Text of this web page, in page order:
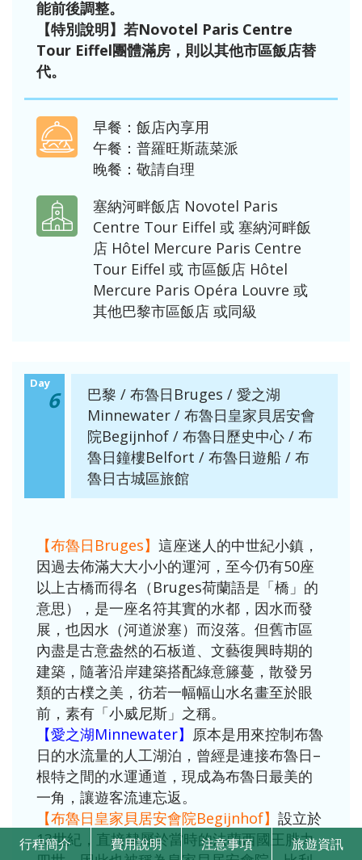
行程簡介 費用說明 注意事項 旅遊資訊
能前後調整。
【特別說明】 若Novotel Paris Centre
Tour Eiffel團體滿房，則以其他市區飯店替
代。
早餐：飯店內享用
午餐：普羅旺斯蔬菜派
晚餐：敬請自理
塞納河畔飯店 Novotel Paris
Centre Tour Eiffel 或 塞納河畔飯
店 Hôtel Mercure Paris Centre
Tour Eiffel 或 市區飯店 Hôtel
Mercure Paris Opéra Louvre 或
其他巴黎市區飯店 或同級
Day
6
巴黎 / 布魯日Bruges / 愛之湖
Minnewater / 布魯日皇家貝居安會
院Begijnhof / 布魯日歷史中心 / 布
魯日鐘樓Belfort / 布魯日遊船 / 布
魯日古城區旅館
【布魯日Bruges】 這座迷人的中世紀小鎮，
因過去佈滿大大小小的運河，至今仍有50座
以上古橋而得名（Bruges荷蘭語是「橋」的
意思），是一座名符其實的水都，因水而發
展，也因水（河道淤塞）而沒落。但舊市區
內盡是古意盎然的石板道、文藝復興時期的
建築，隨著沿岸建築搭配綠意籐蔓，散發另
類的古樸之美，彷若一幅幅山水名畫至於眼
前，素有「小威尼斯」之稱。
【愛之湖Minnewater】 原本是用來控制布魯
日的水流量的人工湖泊，曾經是連接布魯日–
根特之間的水運通道，現成為布魯日最美的
一角，讓遊客流連忘返。
【布魯日皇家貝居安會院Begijnhof】 設立於
13世紀，直接隸屬於當時的法蘭西國王腓力